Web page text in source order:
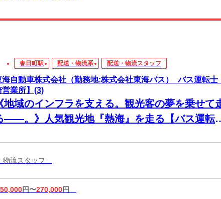
春日町駅 配送・物流系 配送・物流スタッフ
海自動車株式会社（勤務地:株式会社東海バス）_バス運転士
営業所】(3)
《地域のインフラを支える。観光客の夢を乗せて
――。》人気観光地『熱海』を走る【バス運転
物流スタッフ
円〜270,000円